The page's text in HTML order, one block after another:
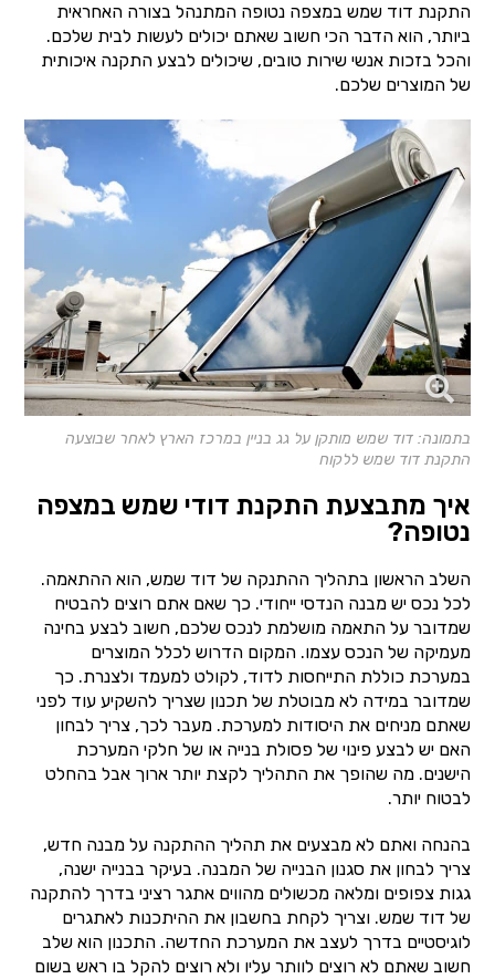
התקנת דוד שמש במצפה נטופה המתנהל בצורה האחראית
ביותר, הוא הדבר הכי חשוב שאתם יכולים לעשות לבית שלכם.
והכל בזכות אנשי שירות טובים, שיכולים לבצע התקנה איכותית
של המוצרים שלכם.
בתמונה: דוד שמש מותקן על גג בניין במרכז הארץ לאחר שבוצעה
התקנת דוד שמש ללקוח
איך מתבצעת התקנת דודי שמש במצפה
נטופה?
השלב הראשון בתהליך ההתנקה של דוד שמש, הוא ההתאמה.
לכל נכס יש מבנה הנדסי ייחודי. כך שאם אתם רוצים להבטיח
שמדובר על התאמה מושלמת לנכס שלכם, חשוב לבצע בחינה
מעמיקה של הנכס עצמו. המקום הדרוש לכלל המוצרים
במערכת כוללת התייחסות לדוד, לקולט למעמד ולצנרת. כך
שמדובר במידה לא מבוטלת של תכנון שצריך להשקיע עוד לפני
שאתם מניחים את היסודות למערכת. מעבר לכך, צריך לבחון
האם יש לבצע פינוי של פסולת בנייה או של חלקי המערכת
הישנים. מה שהופך את התהליך לקצת יותר ארוך אבל בהחלט
לבטוח יותר.
בהנחה ואתם לא מבצעים את תהליך ההתקנה על מבנה חדש,
צריך לבחון את סגנון הבנייה של המבנה. בעיקר בבנייה ישנה,
גגות צפופים ומלאה מכשולים מהווים אתגר רציני בדרך להתקנה
של דוד שמש. וצריך לקחת בחשבון את ההיתכנות לאתגרים
לוגיסטיים בדרך לעצב את המערכת החדשה. התכנון הוא שלב
חשוב שאתם לא רוצים לוותר עליו ולא רוצים להקל בו ראש בשום